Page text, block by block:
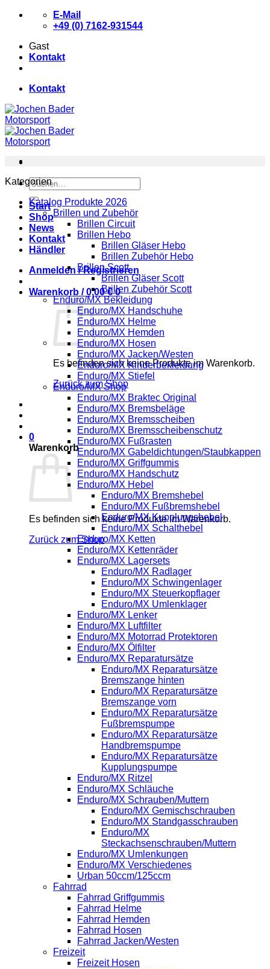
Zum
E-Mail
+49 (0) 7162-931544
Gast
Kontakt
Kontakt
Suchen
nach:
Start
Shop
News
Kontakt
Händler
Anmelden / Registrieren
Warenkorb /0,00€ 0
Es befinden sich keine Produkte im Warenkorb.
Zurück zum Shop
0
Warenkorb
Es befinden sich keine Produkte im Warenkorb.
Zurück zum Shop
Kategorien
Katalog Produkte 2026
Brillen und Zubehör
Brillen Circuit
Brillen Hebo
Brillen Gläser Hebo
Brillen Zubehör Hebo
Brillen Scott
Brillen Gläser Scott
Brillen Zubehör Scott
Enduro/MX Bekleidung
Enduro/MX Handschuhe
Enduro/MX Helme
Enduro/MX Hemden
Enduro/MX Hosen
Enduro/MX Jacken/Westen
Enduro/MX Kinderbekleidung
Enduro/MX Stiefel
Enduro/MX Shop
Enduro/MX Braktec Original
Enduro/MX Bremsbeläge
Enduro/MX Bremsscheiben
Enduro/MX Bremsscheibenschutz
Enduro/MX Fußrasten
Enduro/MX Gabeldichtungen/Staubkappen
Enduro/MX Griffgummis
Enduro/MX Handschutz
Enduro/MX Hebel
Enduro/MX Bremshebel
Enduro/MX Fußbremshebel
Enduro/MX Kupplungshebel
Enduro/MX Schalthebel
Enduro/MX Ketten
Enduro/MX Kettenräder
Enduro/MX Lagersets
Enduro/MX Radlager
Enduro/MX Schwingenlager
Enduro/MX Steuerkopflager
Enduro/MX Umlenklager
Enduro/MX Lenker
Enduro/MX Luftfilter
Enduro/MX Motorrad Protektoren
Enduro/MX Ölfilter
Enduro/MX Reparatursätze
Enduro/MX Reparatursätze
Bremszange hinten
Enduro/MX Reparatursätze
Bremszange vorn
Enduro/MX Reparatursätze
Fußbremspumpe
Enduro/MX Reparatursätze
Handbremspumpe
Enduro/MX Reparatursätze
Kupplungspumpe
Enduro/MX Ritzel
Enduro/MX Schläuche
Enduro/MX Schrauben/Muttern
Enduro/MX Gemischschrauben
Enduro/MX Standgasschrauben
Enduro/MX
Steckachsenschrauben/Muttern
Enduro/MX Umlenkungen
Enduro/MX Verschiedenes
Urban 50ccm/125ccm
Fahrrad
Fahrrad Griffgummis
Fahrrad Helme
Fahrrad Hemden
Fahrrad Hosen
Fahrrad Jacken/Westen
Freizeit
Freizeit Hosen